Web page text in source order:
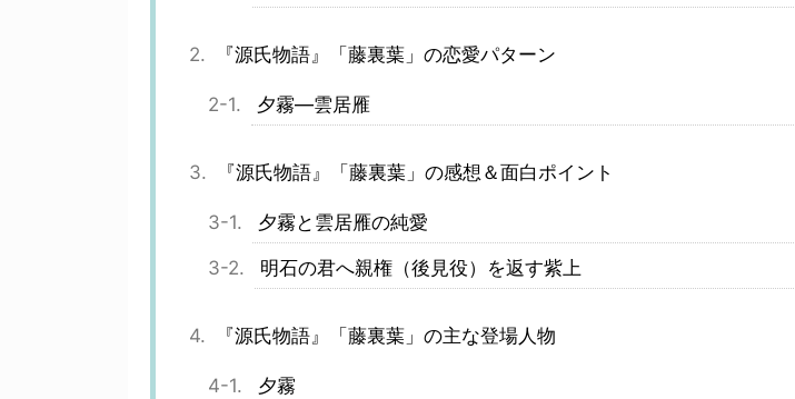
『源氏物語』「藤裏葉」の恋愛パターン
夕霧―雲居雁
『源氏物語』「藤裏葉」の感想＆面白ポイント
夕霧と雲居雁の純愛
明石の君へ親権（後見役）を返す紫上
『源氏物語』「藤裏葉」の主な登場人物
夕霧